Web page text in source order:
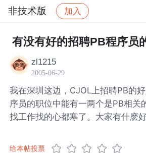
非技术版 加入
社区 非技术版 帖子详情
有没有好的招聘PB程序员
zl1215
2005-06-29
我在深圳这边，CJOL上招聘PB的
序员的职位中能有一两个是PB相关
找工作找的心都寒了。大家有什麽
给本帖投票